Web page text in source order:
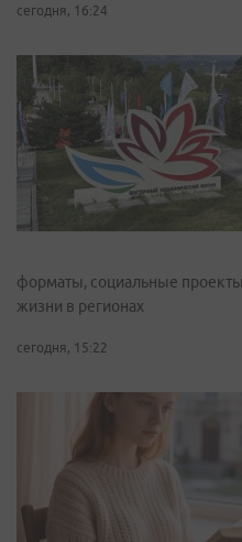
сегодня, 16:24
форматы, социальные
жизни в регионах
сегодня, 15:22